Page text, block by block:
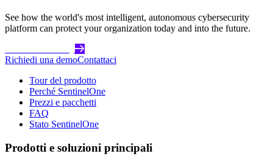
See how the world's most intelligent, autonomous cybersecurity
platform can protect your organization today and into the future.
Richiedi una demoContattaci
Tour del prodotto
Perché SentinelOne
Prezzi e pacchetti
FAQ
Stato SentinelOne
Prodotti e soluzioni principali